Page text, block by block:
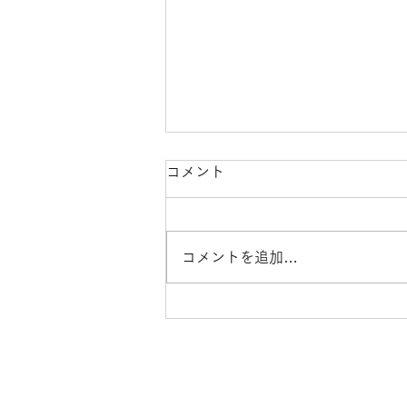
洗面所の水栓レバーを交換施
コメント
コメントを追加…